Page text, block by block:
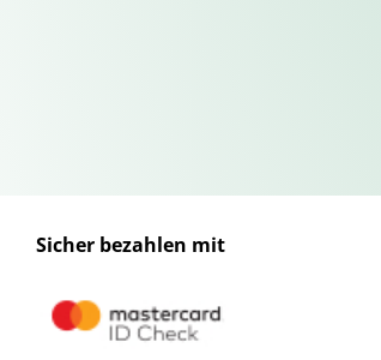
Sicher bezahlen mit